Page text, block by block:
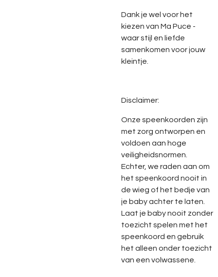
Dank je wel voor het
kiezen van Ma Puce -
waar stijl en liefde
samenkomen voor jouw
kleintje.
Disclaimer:
Onze speenkoorden zijn
met zorg ontworpen en
voldoen aan hoge
veiligheidsnormen.
Echter, we raden aan om
het speenkoord nooit in
de wieg of het bedje van
je baby achter te laten.
Laat je baby nooit zonder
toezicht spelen met het
speenkoord en gebruik
het alleen onder toezicht
van een volwassene.